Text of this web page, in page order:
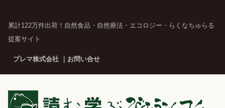
累計122万件出荷！自然食品・自然療法・エコロジー・らくなちゅらる
提案サイト
プレマ株式会社 お問い合せ